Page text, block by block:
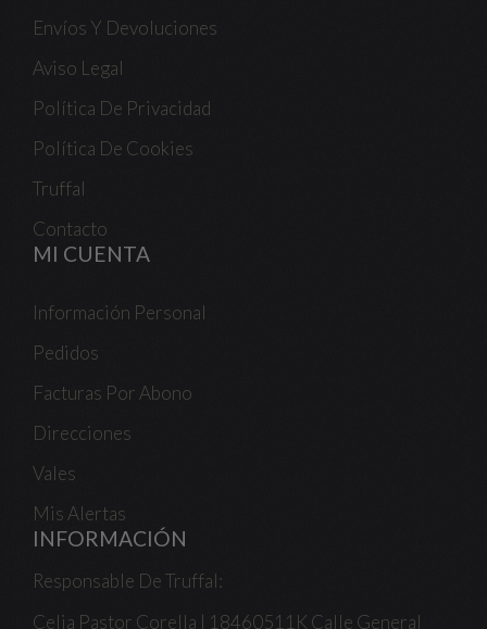
Envíos Y Devoluciones
Aviso Legal
Política De Privacidad
Política De Cookies
Truffal
Contacto
MI CUENTA
Información Personal
Pedidos
Facturas Por Abono
Direcciones
Vales
Mis Alertas
INFORMACIÓN
Responsable De Truffal:
Celia Pastor Corella | 18460511K Calle General